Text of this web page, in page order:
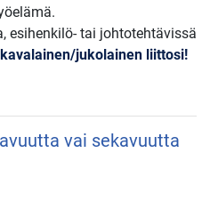
esihenkilö- tai johtotehtävissä
jukolainen liittosi!
vai sekavuutta